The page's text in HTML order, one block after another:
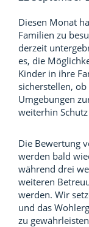
Diesen Monat
Familien zu
derzeit
es, die
Kinder in ihre
sicherstellen,
Umgebungen
weiterhin
Die Bewertung
werden bald
während drei
weiteren
werden. Wir
und das
zu